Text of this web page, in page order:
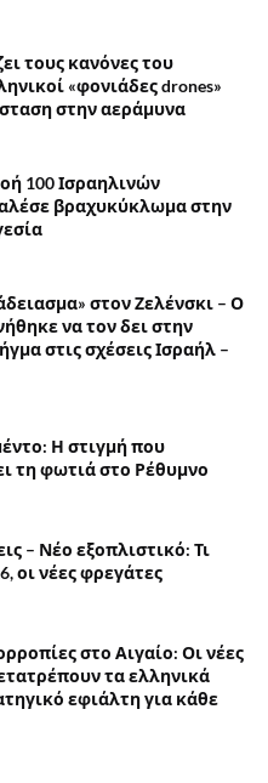
τους κανόνες του
«φονιάδες drones»
στην αεράμυνα
100 Ισραηλινών
βραχυκύκλωμα στην
στον Ζελένσκι – Ο
να τον δει στην
στις σχέσεις Ισραήλ –
Η στιγμή που
τη φωτιά στο Ρέθυμνο
– Νέο εξοπλιστικό: Τι
οι νέες φρεγάτες
στο Αιγαίο: Οι νέες
τα ελληνικά
εφιάλτη για κάθε